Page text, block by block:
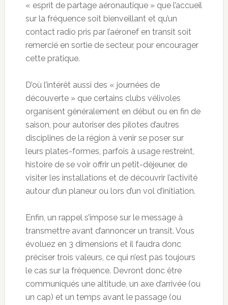
« esprit de partage aéronautique » que l’accueil
sur la fréquence soit bienveillant et qu’un
contact radio pris par l’aéronef en transit soit
remercié en sortie de secteur, pour encourager
cette pratique.
D’où l’intérêt aussi des « journées de
découverte » que certains clubs vélivoles
organisent généralement en début ou en fin de
saison, pour autoriser des pilotes d’autres
disciplines de la région à venir se poser sur
leurs plates-formes, parfois à usage restreint,
histoire de se voir offrir un petit-déjeuner, de
visiter les installations et de découvrir l’activité
autour d’un planeur ou lors d’un vol d’initiation.
Enfin, un rappel s’impose sur le message à
transmettre avant d’annoncer un transit. Vous
évoluez en 3 dimensions et il faudra donc
préciser trois valeurs, ce qui n’est pas toujours
le cas sur la fréquence. Devront donc être
communiqués une altitude, un axe d’arrivée (ou
un cap) et un temps avant le passage (ou